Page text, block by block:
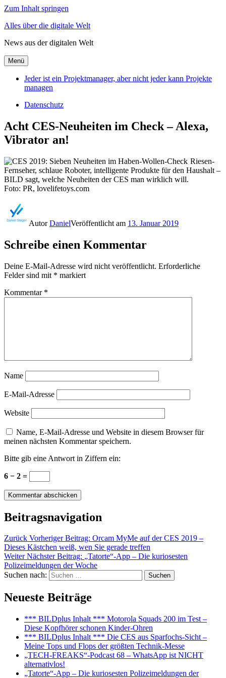
Zum Inhalt springen
Alles über die digitale Welt
News aus der digitalen Welt
Menü
Jeder ist ein Projektmanager, aber nicht jeder kann Projekte
managen
Datenschutz
Acht CES-Neuheiten im Check – Alexa,
Vibrator an!
Riesen-
Fernseher, schlaue Roboter, intelligente Produkte für den Haushalt –
BILD sagt, welche Neuheiten der CES man wirklich will.
Foto: PR, lovelifetoys.com
AutorDanielVeröffentlicht am 13. Januar 2019
Schreibe einen Kommentar
Deine E-Mail-Adresse wird nicht veröffentlicht. Erforderliche
Felder sind mit * markiert
Kommentar *
Name
E-Mail-Adresse
Website
Name, E-Mail-Adresse und Website in diesem Browser für
meinen nächsten Kommentar speichern.
Bitte gib eine Antwort in Ziffern ein:
6 − 2 =
Beitragsnavigation
Zurück Vorheriger Beitrag: Orcam MyMe auf der CES 2019 –
Dieses Kästchen weiß, wen Sie gerade treffen
Weiter Nächster Beitrag: „Tatorte“-App – Die kuriosesten
Polizeimeldungen der Woche
Suchen nach:
Suchen
Neueste Beiträge
*** BILDplus Inhalt *** Motorola Squads 200 im Test –
Diese Kopfhörer schonen Kinder-Ohren
*** BILDplus Inhalt *** Die CES aus Sparfochs-Sicht –
Meine Tops und Flops der größten Technik-Messe
„TECH-FREAKS“-Podcast 68 – WhatsApp ist NICHT
alternativlos!
„Tatorte“-App – Die kuriosesten Polizeimeldungen der